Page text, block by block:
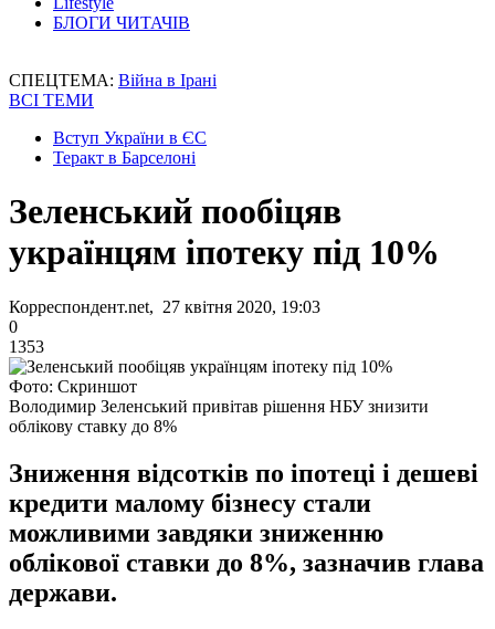
БЛОГИ ЧИТАЧІВ
СПЕЦТЕМА: Війна в Ірані
ВСІ ТЕМИ
Вступ України в ЄС
Теракт в Барселоні
Зеленський пообіцяв
українцям іпотеку під 10%
Корреспондент.net, 27 квітня 2020, 19:03
0
1353
Фото: Скриншот
Володимир Зеленський привітав рішення НБУ знизити
облікову ставку до 8%
Зниження відсотків по іпотеці і дешеві
кредити малому бізнесу стали
можливими завдяки зниженню
облікової ставки до 8%, зазначив глава
держави.